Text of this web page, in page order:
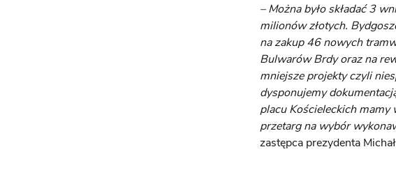
– Można było składać 3
milionów złotych.
na zakup 46 nowych
Bulwarów Brdy oraz na
mniejsze projekty czyli
dysponujemy
placu Kościeleckich mamy
przetarg na wybór
zastępca prezydenta